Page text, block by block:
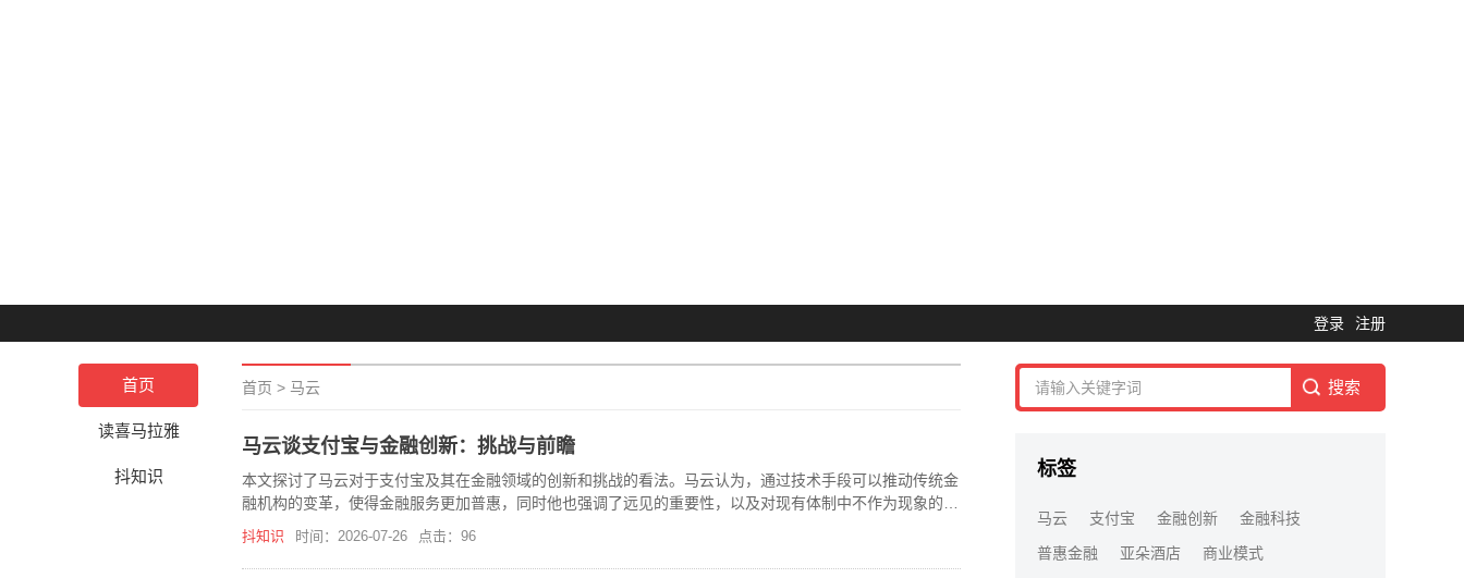
登录 注册
首页
读喜马拉雅
抖知识
首页 > 马云
马云谈支付宝与金融创新：挑战与前瞻
本文探讨了马云对于支付宝及其在金融领域的创新和挑战的看法。马云认为，通过技术手段可以推动传统金
融机构的变革，使得金融服务更加普惠，同时他也强调了远见的重要性，以及对现有体制中不作为现象的不
满。
抖知识 时间：2026-07-26 点击：96
标签
马云 支付宝 金融创新
金融科技
普惠金融
亚朵酒店
商业模式